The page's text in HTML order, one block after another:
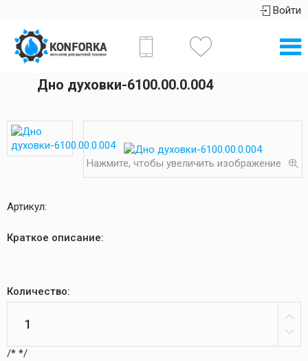
Войти
Дно духовки-6100.00.0.004
Нажмите, чтобы увеличить изображение
Артикул:
Краткое описание:
Количество:
/* */